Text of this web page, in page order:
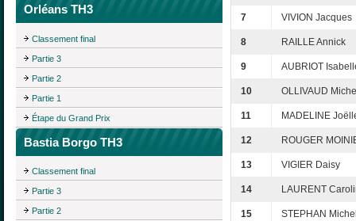
Orléans TH3
Classement final
Partie 3
Partie 2
Partie 1
Étape du Grand Prix
Bastia Borgo TH3
Classement final
Partie 3
Partie 2
7 VIVION Jacques
8 RAILLE Annick
9 AUBRIOT
10 OLLIVAUD
11 MADELINE
12 ROUGER
13 VIGIER Daisy
14 LAURENT
15 STEPHAN